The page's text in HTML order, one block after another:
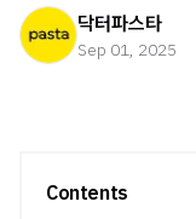
닥터파스타
Sep 01, 2025
Contents